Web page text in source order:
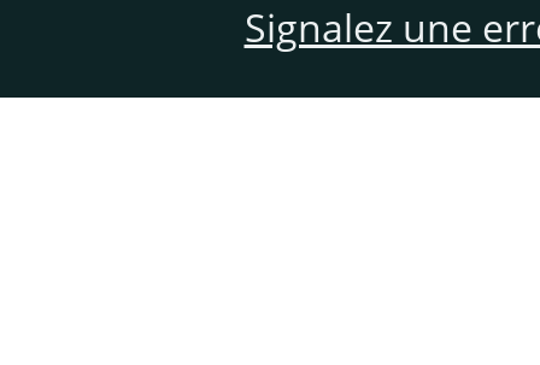
Signalez une